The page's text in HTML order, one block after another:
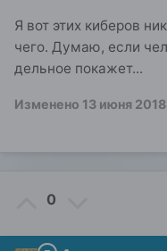
Я вот этих киберов
чего. Думаю, если
дельное покажет...
Изменено 13 июня 2018
0